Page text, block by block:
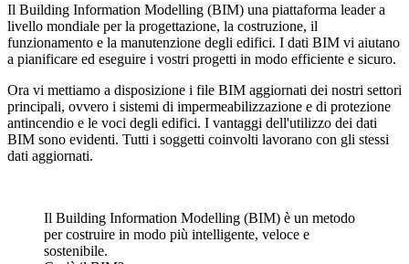
Il Building Information Modelling (BIM) una piattaforma leader a
livello mondiale per la progettazione, la costruzione, il
funzionamento e la manutenzione degli edifici. I dati BIM vi aiutano
a pianificare ed eseguire i vostri progetti in modo efficiente e sicuro.
Ora vi mettiamo a disposizione i file BIM aggiornati dei nostri settori
principali, ovvero i sistemi di impermeabilizzazione e di protezione
antincendio e le voci degli edifici. I vantaggi dell'utilizzo dei dati
BIM sono evidenti. Tutti i soggetti coinvolti lavorano con gli stessi
dati aggiornati.
Il Building Information Modelling (BIM) è un metodo
per costruire in modo più intelligente, veloce e
sostenibile.